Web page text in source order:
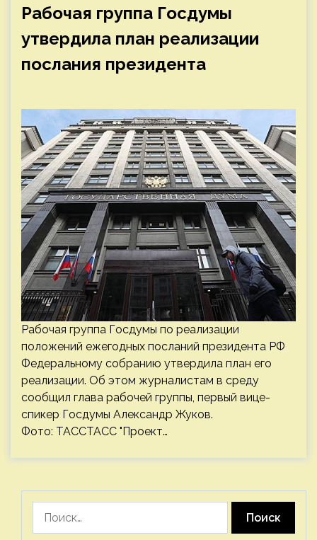
Рабочая группа Госдумы
утвердила план реализации
послания президента
Рабочая группа Госдумы по реализации
положений ежегодных посланий президента РФ
Федеральному собранию утвердила план его
реализации. Об этом журналистам в среду
сообщил глава рабочей группы, первый вице-
спикер Госдумы Александр Жуков.
Фото: ТАССТАСС "Проект…